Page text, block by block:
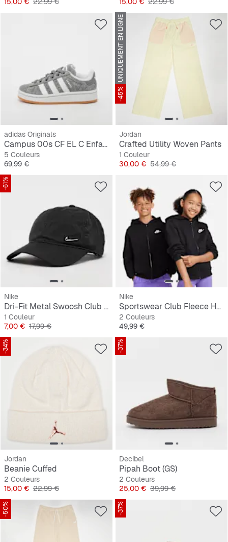
adidas Originals
Campus 00s CF EL C Enfants
5 Couleurs
Prix
69,99 €
UNIQUEMENT EN LIGNE
-45%
Jordan
Crafted Utility Woven Pants
1 Couleur
Prix
30,00 € Prix original
54,99 €
-61%
Nike
Dri-Fit Metal Swoosh Club Cap
1 Couleur
Prix
7,00 € Prix original
17,99 €
Nike
Sportswear Club Fleece Hoodie LBR
2 Couleurs
Prix
49,99 €
-34%
Jordan
Beanie Cuffed
2 Couleurs
Prix
15,00 € Prix original
22,99 €
-37%
Decibel
Pipah Boot (GS)
2 Couleurs
Prix
25,00 € Prix original
39,99 €
-50% -37%